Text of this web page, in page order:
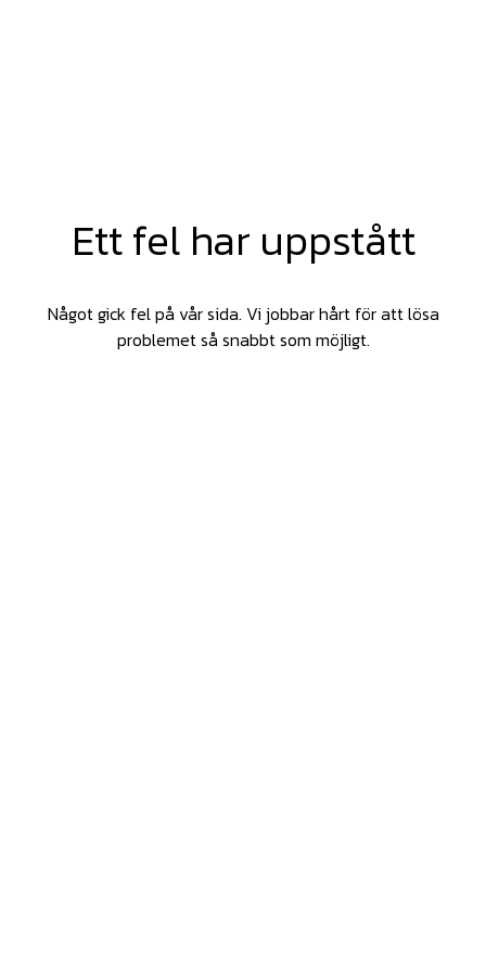
Ett fel har uppstått
Något gick fel på vår sida. Vi jobbar hårt för att lösa
problemet så snabbt som möjligt.